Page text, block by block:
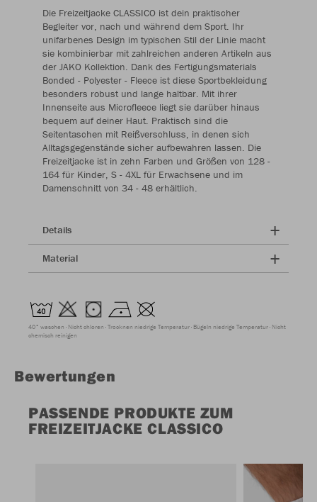
Die Freizeitjacke CLASSICO ist dein praktischer
Begleiter vor, nach und während dem Sport. Ihr
unifarbenes Design im typischen Stil der Linie macht
sie kombinierbar mit zahlreichen anderen Artikeln aus
der JAKO Kollektion. Dank des Fertigungsmaterials
Bonded - Polyester - Fleece ist diese Sportbekleidung
besonders robust und lange haltbar. Mit ihrer
Innenseite aus Microfleece liegt sie darüber hinaus
bequem auf deiner Haut. Praktisch sind die
Seitentaschen mit Reißverschluss, in denen sich
Alltagsgegenstände sicher aufbewahren lassen. Die
Freizeitjacke ist in zehn Farben und Größen von 128 -
164 für Kinder, S - 4XL für Erwachsene und im
Damenschnitt von 34 - 48 erhältlich.
Details
Material
40° waschen Nicht chloren Trocknen niedrige Temperatur Bügeln niedrige Temperatur Nicht
chemisch reinigen
Bewertungen
PASSENDE PRODUKTE ZUM
FREIZEITJACKE CLASSICO